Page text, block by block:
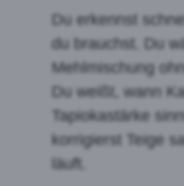
Du erkennst
du brauchst. Du
Mehlmischung
Du weißt, wann
Tapiokastärke
korrigierst Teige
läuft.